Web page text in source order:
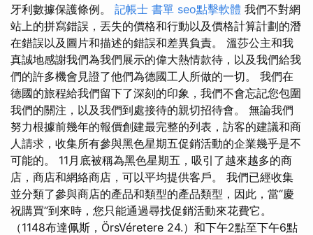
牙利數據保護條例。 記帳士 書單 seo點擊軟體 我們不對網
站上的拼寫錯誤，丟失的價格和行動以及價格計算計劃的潛
在錯誤以及圖片和描述的錯誤和差異負責。 溫莎公主和我
真誠地感謝我們為我們展示的偉大熱情款待，以及我們給我
們的許多機會見證了他們為德國工人所做的一切。 我們在
德國的旅程給我們留下了深刻的印象，我們不會忘記您包圍
我們的關注，以及我們到處接待的親切招待會。 無論我們
努力根據前幾年的報價創建最完整的列表，訪客的建議和商
人請求，收集所有參與黑色星期五促銷活動的企業幾乎是不
可能的。 11月底被稱為黑色星期五，吸引了越來越多的商
店，商店和網絡商店，可以平均提供客戶。 我們已經收集
並分類了參與商店的產品和類型的產品類型，因此，當“慶
祝購買”到來時，您只能通過尋找促銷活動來花費它。
（1148布達佩斯，ÖrsVéretere 24.）和下午2點至下午6點